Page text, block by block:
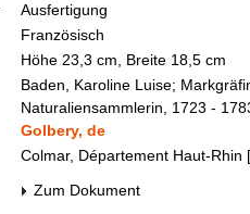
Ausfertigung
Französisch
Höhe 23,3 cm, Breite 18,5 cm
Baden, Karoline Luise;
Naturaliensammlerin, 1723 -
Golbery, de
Colmar, Département Haut-Rhin
Zum Dokument